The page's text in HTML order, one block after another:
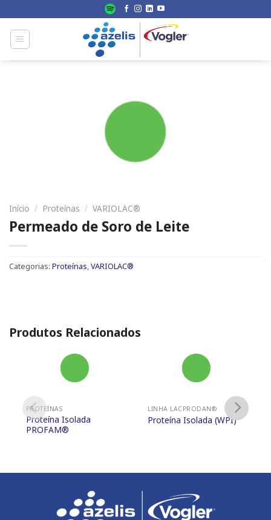
to
content
Início / Proteínas / VARIOLAC®
Permeado de Soro de Leite
Categorias: Proteínas,VARIOLAC®
Produtos Relacionados
PROTEÍNAS
Proteína Isolada
PROFAM®
LINHA LACPRODAN®
Proteína Isolada (WPI)